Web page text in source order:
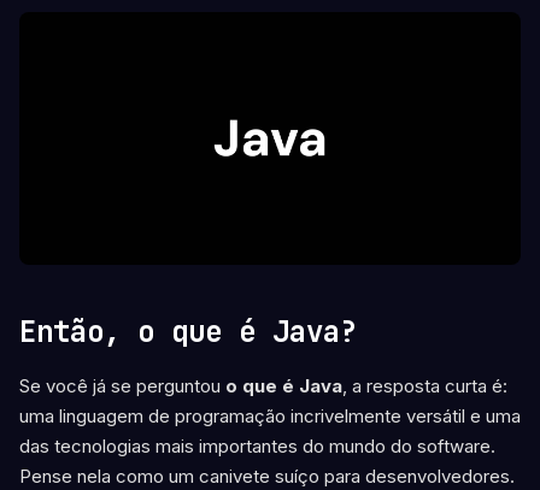
Então, o que é Java?
Se você já se perguntou o que é Java, a resposta curta é:
uma linguagem de programação incrivelmente versátil e uma
das tecnologias mais importantes do mundo do software.
Pense nela como um canivete suíço para desenvolvedores.